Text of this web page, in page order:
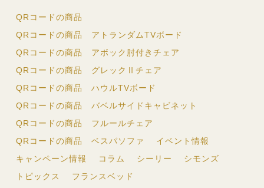
QRコードの商品
QRコードの商品 アトランダムTVボード
QRコードの商品 アボック肘付きチェア
QRコードの商品 グレックⅡチェア
QRコードの商品 ハウルTVボード
QRコードの商品 バベルサイドキャビネット
QRコードの商品 フルールチェア
QRコードの商品 ベスパソファ
イベント情報
キャンペーン情報
コラム シーリー
シモンズ
トピックス
フランスベッド